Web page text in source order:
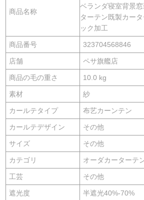
商品名称
ベランダ寝室背景
ターテン既製カー
ック加工
商品番号 323704568846
店舗 ペサ旗艦店
商品の毛の重さ 10.0 kg
素材 紗
カールテタイプ 布艺カーンテン
カールテデザイン その他
サイズ その他
カテゴリ オーダカーターテ
工芸 その他
遮光度 半遮光40%-70%